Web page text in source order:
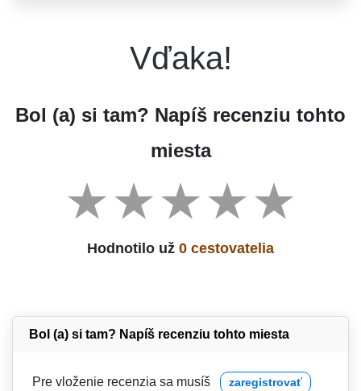
Vďaka!
Bol (a) si tam? Napíš recenziu tohto
miesta
Hodnotilo už 0 cestovatelia
Bol (a) si tam? Napíš recenziu tohto miesta
Pre vloženie recenzia sa musíš zaregistrovať